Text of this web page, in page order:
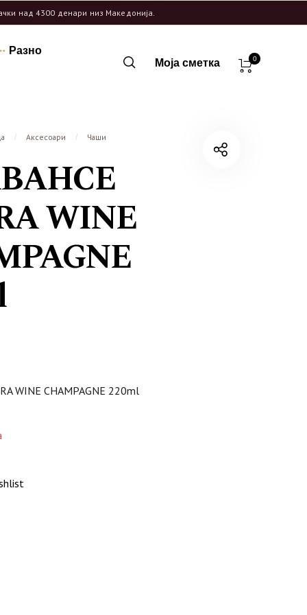
над 4300 денари низ Македонија.
Разно
Моја сметка 0
/ Аксесоари / Чаши
WINE
WINE CHAMPAGNE 220ml